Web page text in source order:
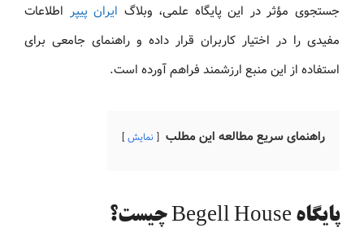
جستجوی مؤثر در این پایگاه علمی، وبلاگ ایران پیپر اطلاعات
مفیدی را در اختیار کاربران قرار داده و راهنمای جامعی برای
استفاده از این منبع ارزشمند فراهم آورده است.
راهنمای سریع مطالعه این مطلب نمایش
پایگاه Begell House چیست؟